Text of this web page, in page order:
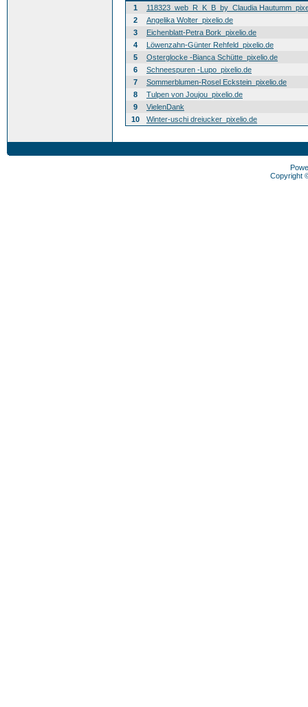
1
118323_web_R_K_B_by_Claudia
2
Angelika Wolter_pixelio.de
3
Eichenblatt-Petra Bork_pixelio.de
4
Löwenzahn-Günter Rehfeld_pixelio.de
5
Osterglocke -Bianca Schütte_pixelio.de
6
Schneespuren -Lupo_pixelio.de
7
Sommerblumen-Rosel Eckstein_pixelio.de
8
Tulpen von Joujou_pixelio.de
9
VielenDank
10
Winter-uschi dreiucker_pixelio.de
Copyright